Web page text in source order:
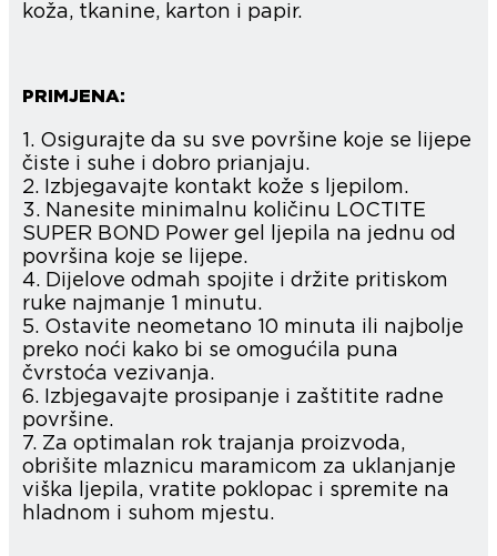
koža, tkanine, karton i papir.
PRIMJENA:
1. Osigurajte da su sve površine koje se lijepe
čiste i suhe i dobro prianjaju.
2. Izbjegavajte kontakt kože s ljepilom.
3. Nanesite minimalnu količinu LOCTITE
SUPER BOND Power gel ljepila na jednu od
površina koje se lijepe.
4. Dijelove odmah spojite i držite pritiskom
ruke najmanje 1 minutu.
5. Ostavite neometano 10 minuta ili najbolje
preko noći kako bi se omogućila puna
čvrstoća vezivanja.
6. Izbjegavajte prosipanje i zaštitite radne
površine.
7. Za optimalan rok trajanja proizvoda,
obrišite mlaznicu maramicom za uklanjanje
viška ljepila, vratite poklopac i spremite na
hladnom i suhom mjestu.